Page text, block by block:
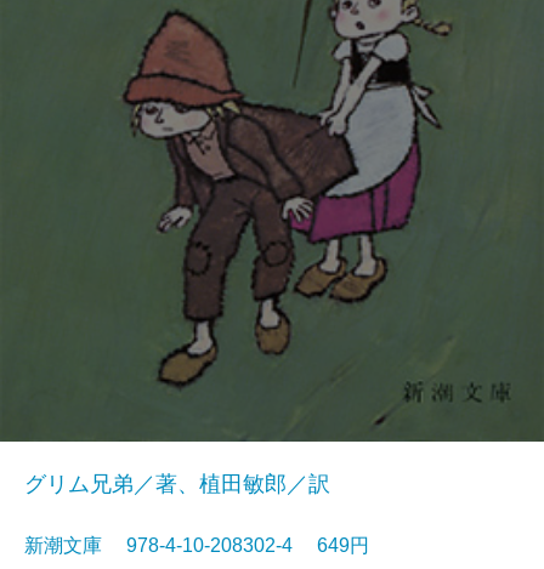
グリム兄弟／著、植田敏郎／訳
新潮文庫 978-4-10-208302-4 649円